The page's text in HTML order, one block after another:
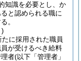
知識を必要とし、か
と認められる職に
。
)
に採用された職員
が受けるべき給料
者(以下「管理者」